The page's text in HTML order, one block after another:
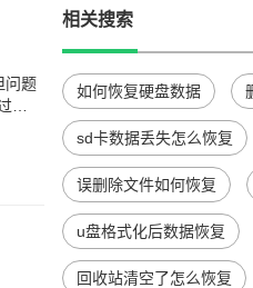
问题
，
相关搜索
如何恢复硬盘数据
sd卡数据丢失怎么恢复
误删除文件如何恢复
u盘格式化后数据恢复
回收站清空了怎么恢复